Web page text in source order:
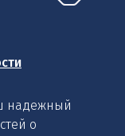
надежный
о